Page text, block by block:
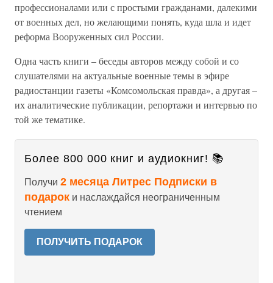
профессионалами или с простыми гражданами, далекими
от военных дел, но желающими понять, куда шла и идет
реформа Вооруженных сил России.
Одна часть книги – беседы авторов между собой и со
слушателями на актуальные военные темы в эфире
радиостанции газеты «Комсомольская правда», а другая –
их аналитические публикации, репортажи и интервью по
той же тематике.
Более 800 000 книг и аудиокниг! 📚
Получи 2 месяца Литрес Подписки в
подарок и наслаждайся неограниченным
чтением
ПОЛУЧИТЬ ПОДАРОК